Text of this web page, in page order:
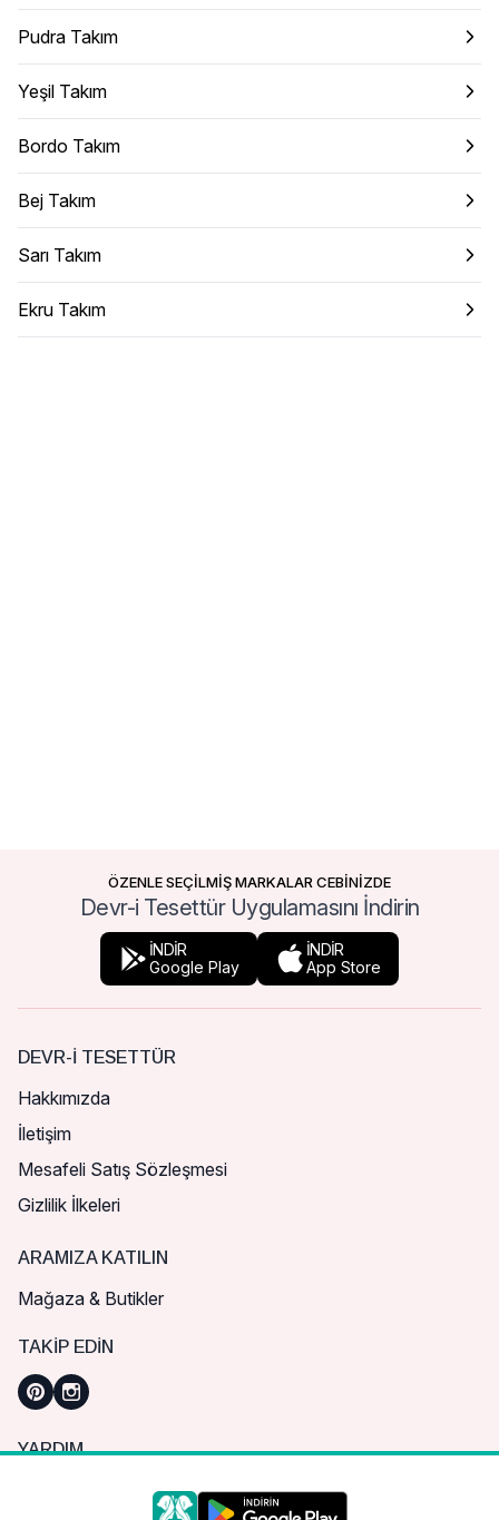
Pudra Takım
Yeşil Takım
Bordo Takım
Bej Takım
Sarı Takım
Ekru Takım
ÖZENLE SEÇİLMİŞ MARKALAR CEBİNİZDE
Devr-i Tesettür Uygulamasını İndirin
İNDİR
Google Play
İNDİR
App Store
DEVR-I TESETTÜR
Hakkımızda
İletişim
Mesafeli Satış Sözleşmesi
Gizlilik İlkeleri
ARAMIZA KATILIN
Mağaza & Butikler
TAKIP EDIN
YARDIM
Sık Sorulan Sorular